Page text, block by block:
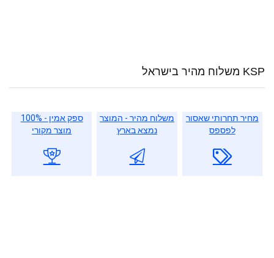
KSP משלוח מהיר בישראל
מחיר תחרותי שאסור
לפספס
משלוח מהיר - המוצר
נמצא בארץ
ספק אמין - 100%
מוצר מקורי